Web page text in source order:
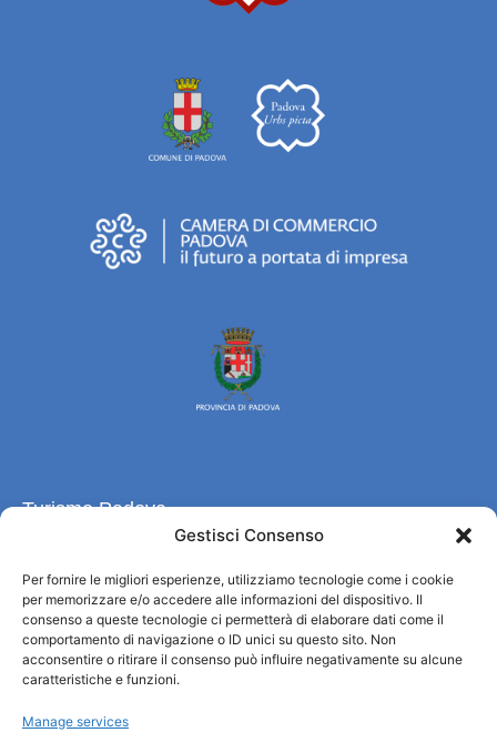
Gestisci Consenso
Per fornire le migliori esperienze, utilizziamo tecnologie come i cookie
per memorizzare e/o accedere alle informazioni del dispositivo. Il
consenso a queste tecnologie ci permetterà di elaborare dati come il
comportamento di navigazione o ID unici su questo sito. Non
acconsentire o ritirare il consenso può influire negativamente su alcune
caratteristiche e funzioni.
Manage services
Turismo Padova
Information et accueil des tourist / IAT
Privacy policy
Cookie Policy (UE)
Credits